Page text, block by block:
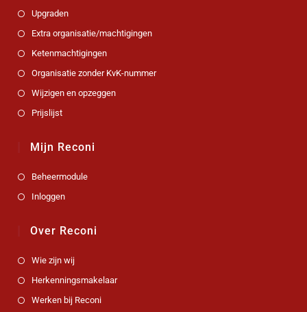
Upgraden
Extra organisatie/machtigingen
Ketenmachtigingen
Organisatie zonder KvK-nummer
Wijzigen en opzeggen
Prijslijst
Mijn Reconi
Beheermodule
Inloggen
Over Reconi
Wie zijn wij
Herkenningsmakelaar
Werken bij Reconi